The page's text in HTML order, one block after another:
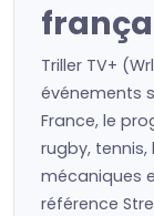
Triller TV+
événements
France, le
rugby,
mécaniques
référence